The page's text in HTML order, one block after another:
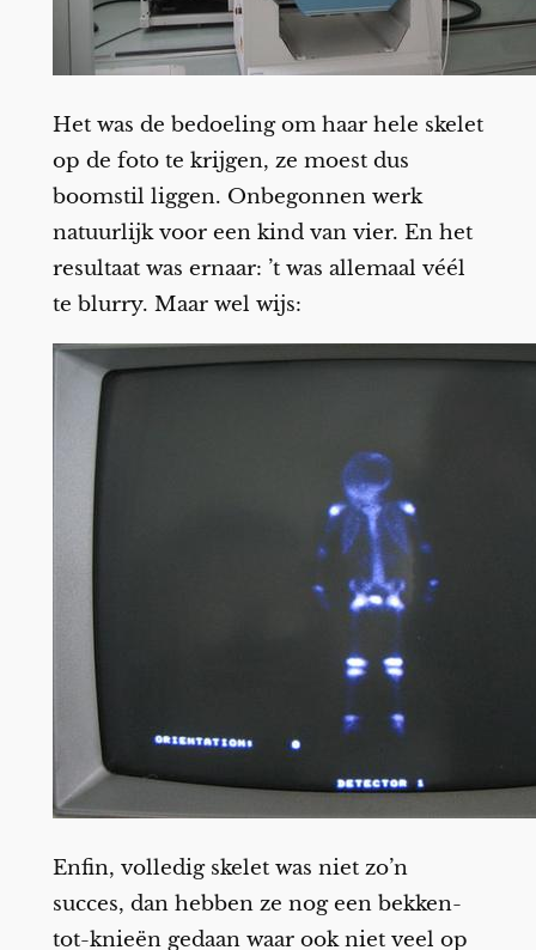
Het was de bedoeling om haar hele skelet
op de foto te krijgen, ze moest dus
boomstil liggen. Onbegonnen werk
natuurlijk voor een kind van vier. En het
resultaat was ernaar: ’t was allemaal véél
te blurry. Maar wel wijs:
Enfin, volledig skelet was niet zo’n
succes, dan hebben ze nog een bekken-
tot-knieën gedaan waar ook niet veel op